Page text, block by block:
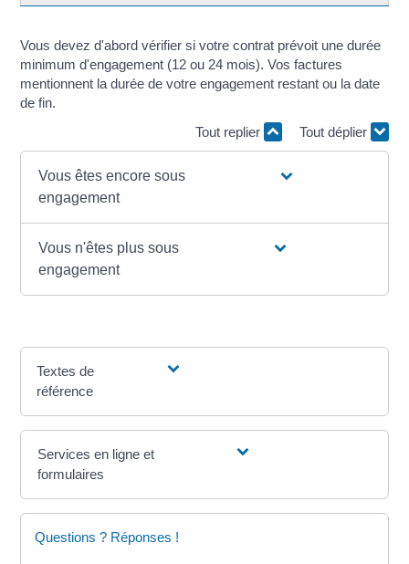
Vous devez d'abord vérifier si votre contrat prévoit une durée
minimum d'engagement (12 ou 24 mois). Vos factures
mentionnent la durée de votre engagement restant ou la date
de fin.
Tout replier
Tout déplier
Vous êtes encore sous
engagement
Vous n'êtes plus sous
engagement
Textes de
référence
Services en ligne et
formulaires
Questions ? Réponses !